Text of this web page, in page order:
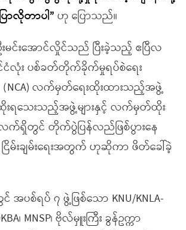
လိုတာပါ” ဟု ပြောသည်။
းမင်းအောင်လှိုင်သည် ပြီးခဲ့သည့် ဧပြီလ
လုံး ပစ်ခတ်တိုက်ခိုက်မှုရပ်စဲရေး
လက်မှတ်ရေးထိုးထားသည့်အဖွဲ့
းရသေးသည့်အဖွဲ့များနှင့် လက်မှတ်ထိုး
က်ရှိတွင် တိုက်ပွဲပြန်လည်ဖြစ်ပွားနေ
မ်းချမ်းရေးအတွက် ဟုဆိုကာ ဖိတ်ခေါ်ခဲ့
စ်ရပ် ၇ ဖွဲ့ဖြစ်သော KNU/KNLA-
၊ MNSP၊ ဗိုလ်မှူးကြီး ခွန်ဥက္ကာ